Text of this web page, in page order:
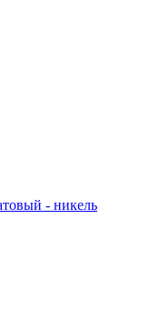
- никель